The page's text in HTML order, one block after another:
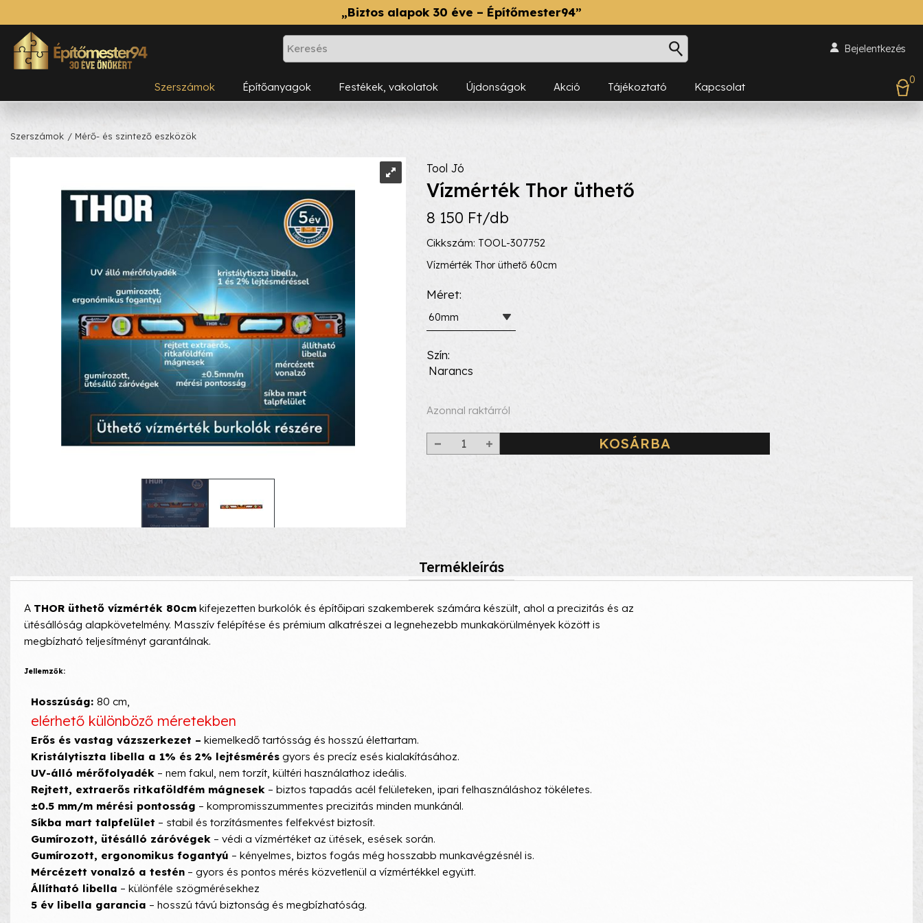
„Biztos alapok 30 éve – Építőmester94”
Bejelentkezés
Szerszámok Építőanyagok Festékek, vakolatok Újdonságok Akció Tájékoztató Kapcsolat
0
Szerszámok / Mérő- és szintező eszközök
Tool Jó
Vízmérték Thor üthető
8 150 Ft/db
Cikkszám: TOOL-307752
Vízmérték Thor üthető 60cm
Méret
60mm
Szín
Narancs
Azonnal raktárról
KOSÁRBA
Termékleírás
A THOR üthető vízmérték 80cm kifejezetten burkolók és építőipari szakemberek számára készült, ahol a precizitás és az
ütésállóság alapkövetelmény. Masszív felépítése és prémium alkatrészei a legnehezebb munkakörülmények között is
megbízható teljesítményt garantálnak.
Jellemzők:
Hosszúság: 80 cm,
elérhető különböző méretekben
Erős és vastag vázszerkezet – kiemelkedő tartósság és hosszú élettartam.
Kristálytiszta libella a 1% és 2% lejtésmérés gyors és precíz esés kialakításához.
UV-álló mérőfolyadék – nem fakul, nem torzít, kültéri használathoz ideális.
Rejtett, extraerős ritkaföldfém mágnesek – biztos tapadás acél felületeken, ipari felhasználáshoz tökéletes.
±0.5 mm/m mérési pontosság – kompromisszummentes precizitás minden munkánál.
Síkba mart talpfelület – stabil és torzításmentes felfekvést biztosít.
Gumírozott, ütésálló záróvégek – védi a vízmértéket az ütések, esések során.
Gumírozott, ergonomikus fogantyú – kényelmes, biztos fogás még hosszabb munkavégzésnél is.
Mércézett vonalzó a testén – gyors és pontos mérés közvetlenül a vízmértékkel együtt.
Állítható libella – különféle szögmérésekhez
5 év libella garancia – hosszú távú biztonság és megbízhatóság.